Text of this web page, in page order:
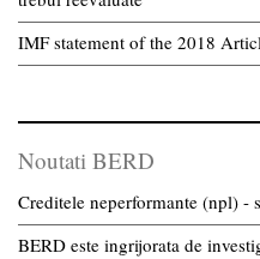
IMF statement of the 2018
Noutati BERD
Creditele neperformante (npl) -
BERD este ingrijorata de